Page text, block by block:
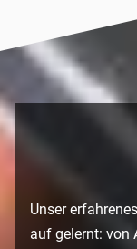
Unser
auf gelernt: von